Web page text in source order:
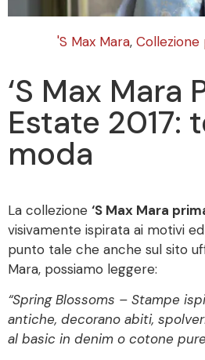
'S Max Mara, Collezione
‘S Max Mara
Estate 2017:
moda
La collezione ‘S Max Mara
visivamente ispirata ai motivi
punto tale che anche sul sito
Mara, possiamo leggere:
“Spring Blossoms – Stampe
antiche, decorano abiti,
al basic in denim o cotone